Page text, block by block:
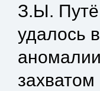
З.Ы.
удалось